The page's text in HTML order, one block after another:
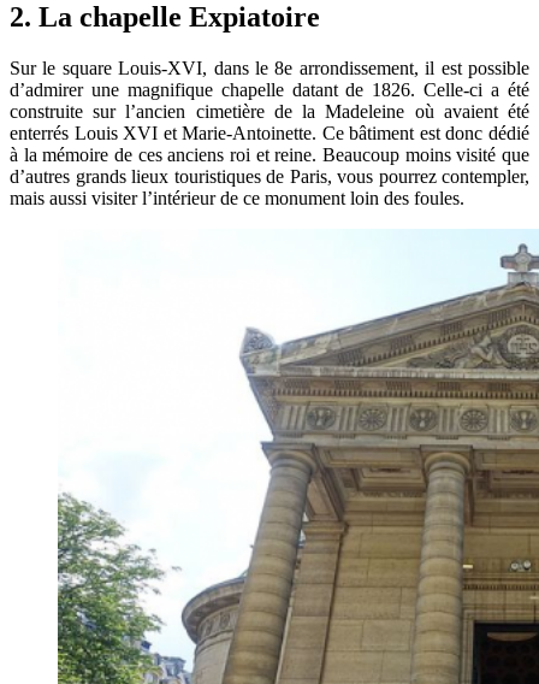
2. La chapelle Expiatoire
Sur le square Louis-XVI, dans le 8e arrondissement, il est possible
d’admirer une magnifique chapelle datant de 1826. Celle-ci a été
construite sur l’ancien cimetière de la Madeleine où avaient été
enterrés Louis XVI et Marie-Antoinette. Ce bâtiment est donc dédié
à la mémoire de ces anciens roi et reine. Beaucoup moins visité que
d’autres grands lieux touristiques de Paris, vous pourrez contempler,
mais aussi visiter l’intérieur de ce monument loin des foules.